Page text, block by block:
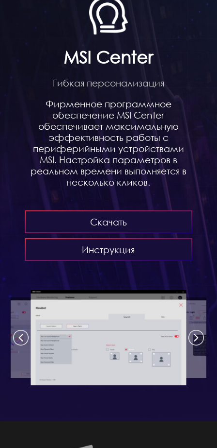
MSI Center
Гибкая персонализация
Фирменное программное
обеспечение MSI Center
обеспечивает максимальную
эффективность работы с
периферийными устройствами
MSI. Настройка параметров в
реальном времени выполняется в
несколько кликов.
Скачать
Инструкция